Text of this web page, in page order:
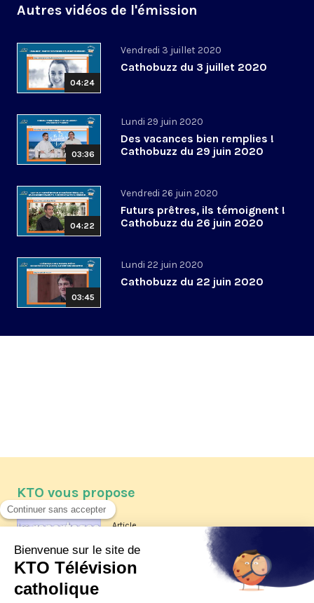
Autres vidéos de l'émission
04:24
Vendredi 3 juillet 2020
Cathobuzz du 3 juillet 2020
03:36
Lundi 29 juin 2020
Des vacances bien remplies !
Cathobuzz du 29 juin 2020
04:22
Vendredi 26 juin 2020
Futurs prêtres, ils témoignent !
Cathobuzz du 26 juin 2020
03:45
Lundi 22 juin 2020
Cathobuzz du 22 juin 2020
KTO vous propose
Article
Les reportages d'été 2026 de KTO